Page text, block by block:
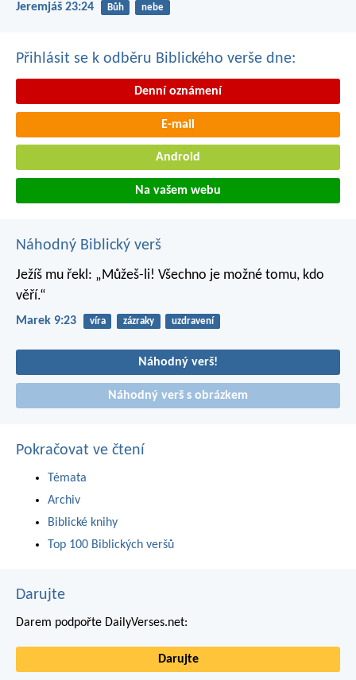
Jeremjáš 23:24 Bůh nebe
Přihlásit se k odběru Biblického verše dne:
Denní oznámení
E-mail
Android
Na vašem webu
Náhodný Biblický verš
Ježíš mu řekl: „Můžeš-li! Všechno je možné tomu, kdo
věří.“
Marek 9:23 víra zázraky uzdravení
Náhodný verš!
Náhodný verš s obrázkem
Pokračovat ve čtení
Témata
Archiv
Biblické knihy
Top 100 Biblických veršů
Darujte
Darem podpořte DailyVerses.net:
Darujte